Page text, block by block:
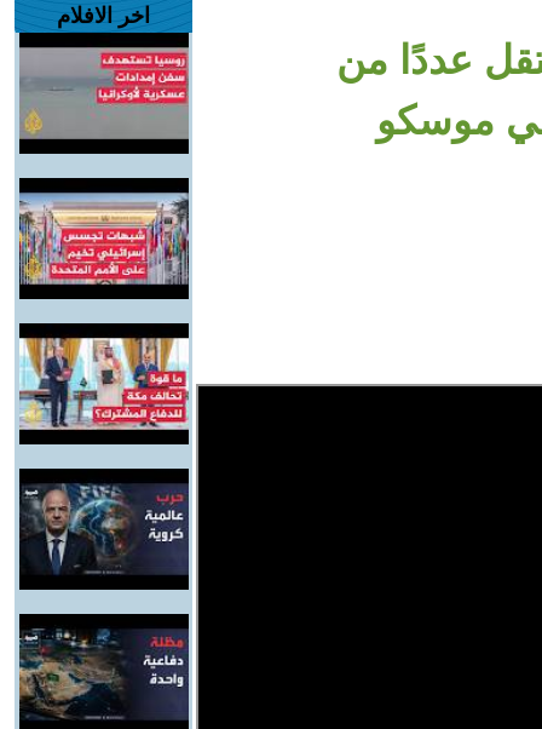
عددًا من
في موسكو
اخر الافلام